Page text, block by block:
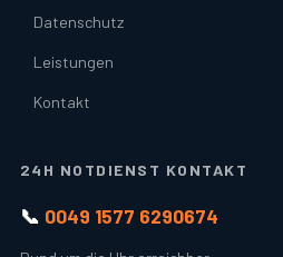
Datenschutz
Leistungen
Kontakt
24H NOTDIENST KONTAKT
📞 0049 1577 6290674